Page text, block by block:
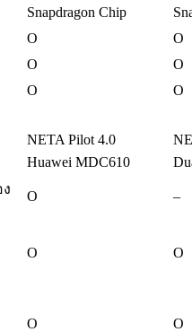
Snapdragon Chip
O
O
O
O
O
O
NETA Pilot 4.0
Huawei MDC610
O –
O O
O O